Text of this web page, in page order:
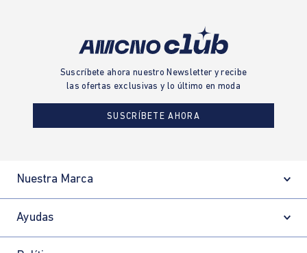
Suscríbete ahora nuestro Newsletter y recibe
las ofertas exclusivas y lo último en moda
SUSCRÍBETE AHORA
Nuestra Marca
Ayudas